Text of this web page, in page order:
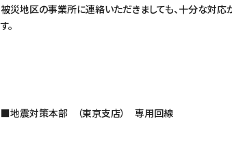
被災地区の事業所に連絡いただきましても、十分な対
す。
■地震対策本部 （東京支店） 専用回線